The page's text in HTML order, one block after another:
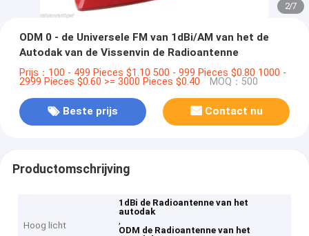
2/7
ODM 0 - de Universele FM van 1dBi/AM van het de
Autodak van de Vissenvin de Radioantenne
Prijs：100 - 499 Pieces $1.10 500 - 999 Pieces $0.80 1000 -
2999 Pieces $0.60 >= 3000 Pieces $0.40 MOQ：500
Beste prijs Contact nu
Productomschrijving
Hoog licht
1dBi de Radioantenne van het
autodak
,
ODM de Radioantenne van het